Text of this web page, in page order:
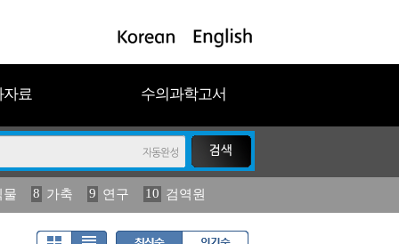
자료 수의과학고서
물 8 가축 9 연구 10 검역원
보 18 2023 19 농림수산